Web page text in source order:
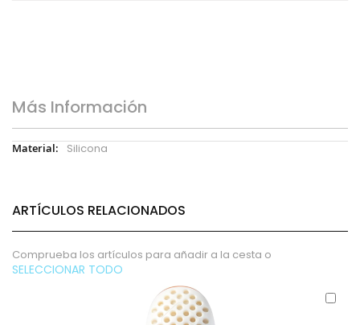
Más Información
Más
Silicona
ARTÍCULOS RELACIONADOS
Comprueba los artículos para añadir a la cesta o
SELECCIONAR TODO